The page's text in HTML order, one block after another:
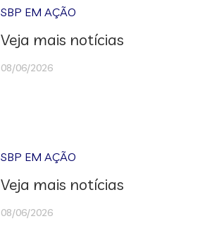
SBP EM AÇÃO
Veja mais notícias
08/06/2026
SBP EM AÇÃO
Veja mais notícias
08/06/2026